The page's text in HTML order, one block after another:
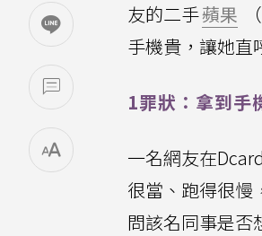
友的二手蘋果 （
手機貴，讓她直
1罪狀：拿到手
一名網友在
很當、跑得很慢
問該名同事是否